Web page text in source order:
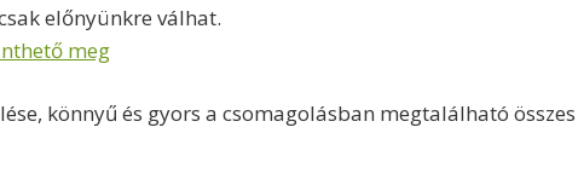
előnyünkre válhat.
meg
könnyű és gyors a csomagolásban megtalálható összes